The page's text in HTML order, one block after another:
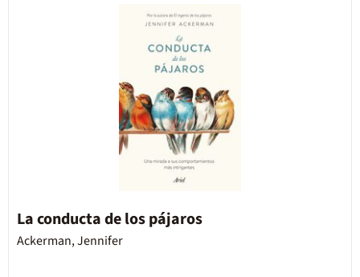
La conducta de los pájaros
Ackerman, Jennifer